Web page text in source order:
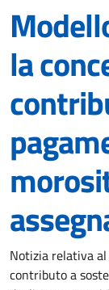
la
Dettagli
Notizia relativa al
contributo a